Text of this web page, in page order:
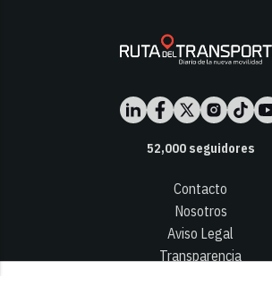
52,000seguidores
Contacto
Nosotros
Aviso Legal
Transparencia